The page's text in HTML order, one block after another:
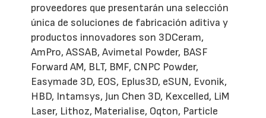
proveedores que presentarán una selección
única de soluciones de fabricación aditiva y
productos innovadores son 3DCeram,
AmPro, ASSAB, Avimetal Powder, BASF
Forward AM, BLT, BMF, CNPC Powder,
Easymade 3D, EOS, Eplus3D, eSUN, Evonik,
HBD, Intamsys, Jun Chen 3D, Kexcelled, LiM
Laser, Lithoz, Materialise, Oqton, Particle